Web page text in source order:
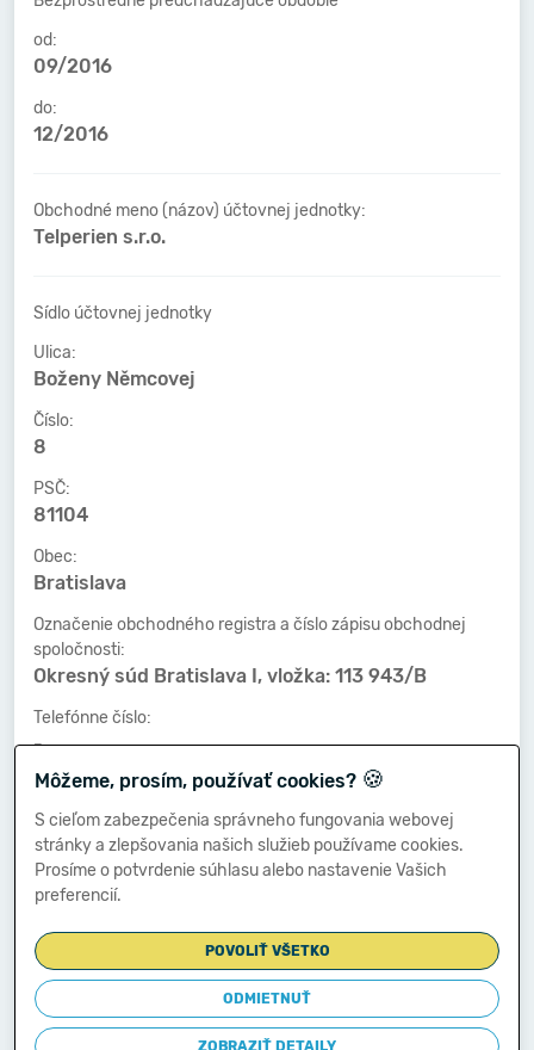
od:
09/2016
do:
12/2016
Obchodné meno (názov) účtovnej jednotky:
Telperien s.r.o.
Sídlo účtovnej jednotky
Ulica:
Boženy Němcovej
Číslo:
8
PSČ:
81104
Obec:
Bratislava
Označenie obchodného registra a číslo zápisu obchodnej
spoločnosti:
Okresný súd Bratislava I, vložka: 113 943/B
Telefónne číslo:
-
Faxové číslo:
-
E-mailová adresa:
-
Zostavená dňa:
12.06.2018
Schválená dňa:
Môžeme, prosím, používať cookies? 🍪
S cieľom zabezpečenia správneho fungovania webovej
stránky a zlepšovania našich služieb používame cookies.
Prosíme o potvrdenie súhlasu alebo nastavenie Vašich
preferencií.
POVOLIŤ VŠETKO
ODMIETNUŤ
ZOBRAZIŤ DETAILY